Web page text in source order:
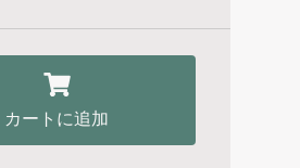
カートに追加